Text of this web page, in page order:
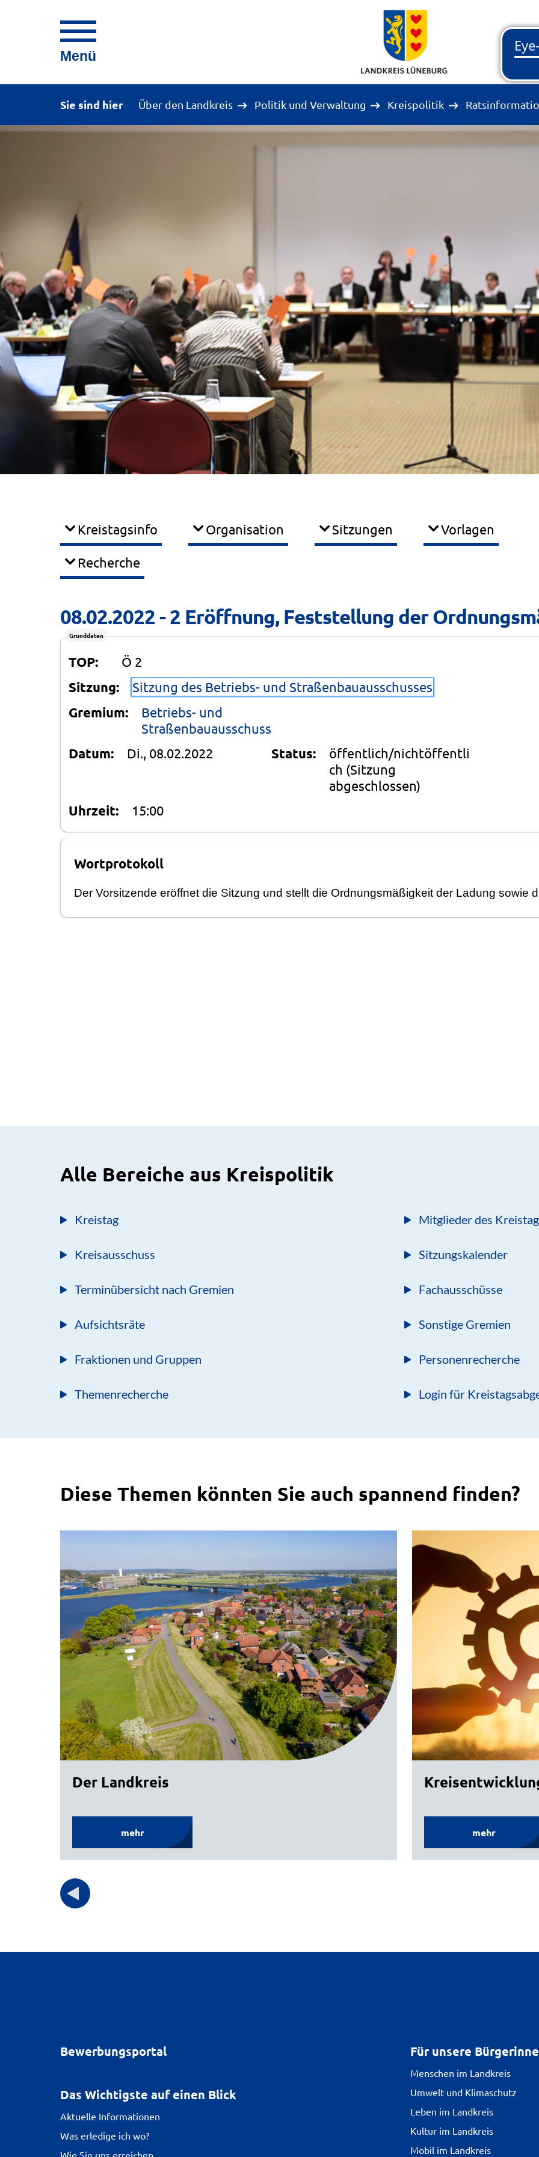
Menü
Sie sind hier Über den Landkreis Politik und Verwaltung Kreispolitik
Kreistagsinfo Organisation Sitzungen Vorlagen
Recherche
08.02.2022 - 2 Eröffnung, Feststellung der
Grunddaten
TOP: Ö 2
Sitzung: Sitzung des Betriebs- und Straßenbauausschusses
Gremium:
Betriebs- und
Straßenbauausschuss
Datum: Di., 08.02.2022 Status:
öffentlich/nichtöffentli
ch (Sitzung
abgeschlossen)
Uhrzeit: 15:00
Wortprotokoll
Der Vorsitzende eröffnet die Sitzung und stellt die Ordnungsmäßigkeit der Ladung sowie
Alle Bereiche aus Kreispolitik
Kreistag Mitglieder des
Kreisausschuss Sitzungskalender
Terminübersicht nach Gremien Fachausschüsse
Aufsichtsräte Sonstige Gremien
Fraktionen und Gruppen Personenrecherche
Themenrecherche Login für
Diese Themen könnten Sie auch spannend finden?
Der Landkreis
mehr mehr
Bewerbungsportal
Das Wichtigste auf einen Blick
Aktuelle Informationen
Was erledige ich wo?
Für unsere
Menschen im Landkreis
Umwelt und Klimaschutz
Leben im Landkreis
Kultur im Landkreis
Mobil im Landkreis